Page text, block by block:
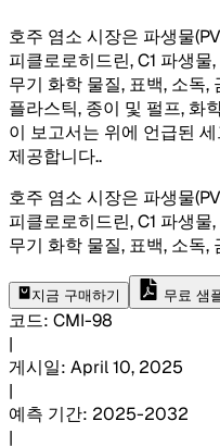
호주 염소 시장은 파생물
피클로로히드린, C1 파생
무기 화학 물질, 표백, 소독,
플라스틱, 종이 및 펄프, 화
이 보고서는 위에 언급된
제공합니다..
호주 염소 시장은 파생물
피클로로히드린, C1 파생
무기 화학 물질, 표백, 소독,
지금 구매하기 무료 샘
코드: CMI-98
|
게시일: April 10, 2025
|
예측 기간: 2025-2032
|